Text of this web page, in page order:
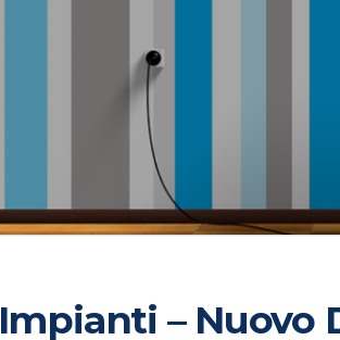
Impianti – Nuovo